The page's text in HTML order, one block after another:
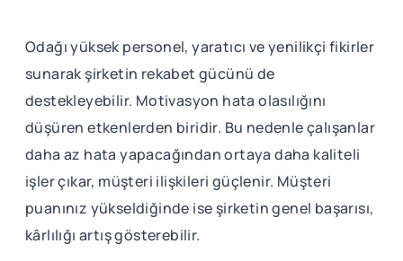
Odağı yüksek personel, yaratıcı ve yenilikçi fikirler
sunarak şirketin rekabet gücünü de
destekleyebilir. Motivasyon hata olasılığını
düşüren etkenlerden biridir. Bu nedenle çalışanlar
daha az hata yapacağından ortaya daha kaliteli
işler çıkar, müşteri ilişkileri güçlenir. Müşteri
puanınız yükseldiğinde ise şirketin genel başarısı,
kârlılığı artış gösterebilir.